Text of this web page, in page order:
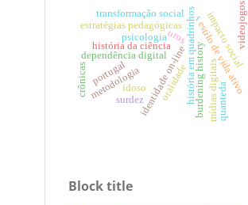
idosoidentidade on-linehistória em quadrinhosburdening history
metodologia oralidade
dependência digital estilo de vida ativo
impacto social
psicologia
estratégias pedagógicas
mídias digitais
uros
crônicas
surdez
transformação social
história da ciência videojogos
r
portugal
quanteda
Block title